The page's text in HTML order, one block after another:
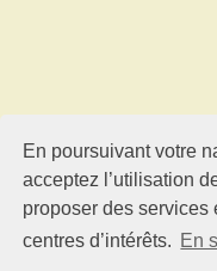
En poursuivant votre
acceptez l’utilisation
proposer des services
centres d’intérêts. En